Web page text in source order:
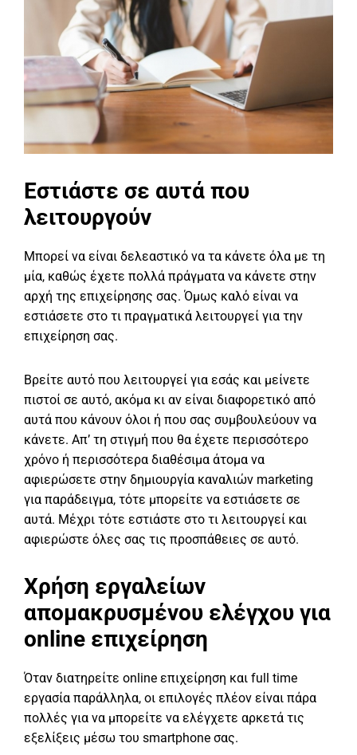
Εστιάστε σε αυτά που
λειτουργούν
Μπορεί να είναι δελεαστικό να τα κάνετε όλα με τη
μία, καθώς έχετε πολλά πράγματα να κάνετε στην
αρχή της επιχείρησης σας. Όμως καλό είναι να
εστιάσετε στο τι πραγματικά λειτουργεί για την
επιχείρηση σας.
Βρείτε αυτό που λειτουργεί για εσάς και μείνετε
πιστοί σε αυτό, ακόμα κι αν είναι διαφορετικό από
αυτά που κάνουν όλοι ή που σας συμβουλεύουν να
κάνετε. Απ’ τη στιγμή που θα έχετε περισσότερο
χρόνο ή περισσότερα διαθέσιμα άτομα να
αφιερώσετε στην δημιουργία καναλιών marketing
για παράδειγμα, τότε μπορείτε να εστιάσετε σε
αυτά. Μέχρι τότε εστιάστε στο τι λειτουργεί και
αφιερώστε όλες σας τις προσπάθειες σε αυτό.
Χρήση εργαλείων
απομακρυσμένου ελέγχου για
online επιχείρηση
Όταν διατηρείτε online επιχείρηση και full time
εργασία παράλληλα, οι επιλογές πλέον είναι πάρα
πολλές για να μπορείτε να ελέγχετε αρκετά τις
εξελίξεις μέσω του smartphone σας.